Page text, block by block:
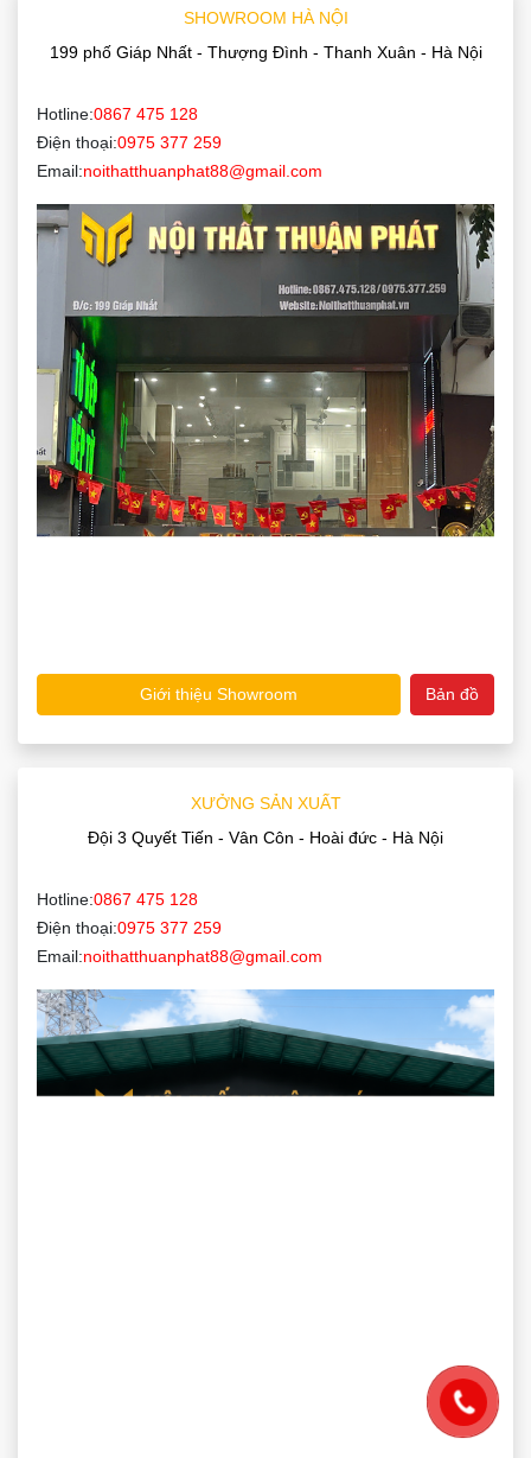
SHOWROOM HÀ NỘI
199 phố Giáp Nhất - Thượng Đình - Thanh Xuân - Hà Nội
Hotline:0867 475 128
Điện thoại:0975 377 259
Email:noithatthuanphat88@gmail.com
Giới thiệu Showroom Bản đồ
XƯỞNG SẢN XUẤT
Đội 3 Quyết Tiến - Vân Côn - Hoài đức - Hà Nội
Hotline:0867 475 128
Điện thoại:0975 377 259
Email:noithatthuanphat88@gmail.com